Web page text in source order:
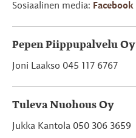
Sosiaalinen media: Facebook
Pepen Piippupalvelu Oy
Joni Laakso 045 117 6767
Tuleva Nuohous Oy
Jukka Kantola 050 306 3659